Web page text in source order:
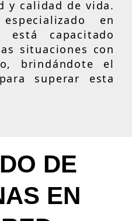
y calidad de vida.
en
está capacitado
situaciones con
brindándote el
superar esta
DE
EN